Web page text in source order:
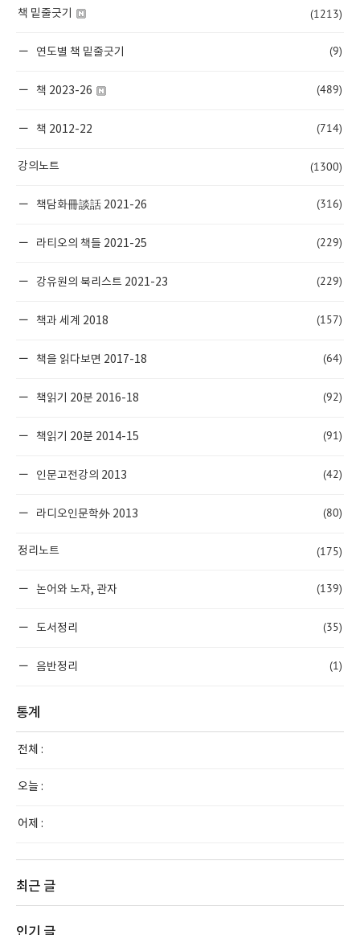
책 밑줄긋기 (1213)
연도별 책 밑줄긋기 (9)
책 2023-26 (489)
책 2012-22 (714)
강의노트 (1300)
책담화冊談話 2021-26 (316)
라티오의 책들 2021-25 (229)
강유원의 북리스트 2021-23 (229)
책과 세계 2018 (157)
책을 읽다보면 2017-18 (64)
책읽기 20분 2016-18 (92)
책읽기 20분 2014-15 (91)
인문고전강의 2013 (42)
라디오인문학外 2013 (80)
정리노트 (175)
논어와 노자, 관자 (139)
도서정리 (35)
음반정리 (1)
통계
전체 :
오늘 :
어제 :
최근 글